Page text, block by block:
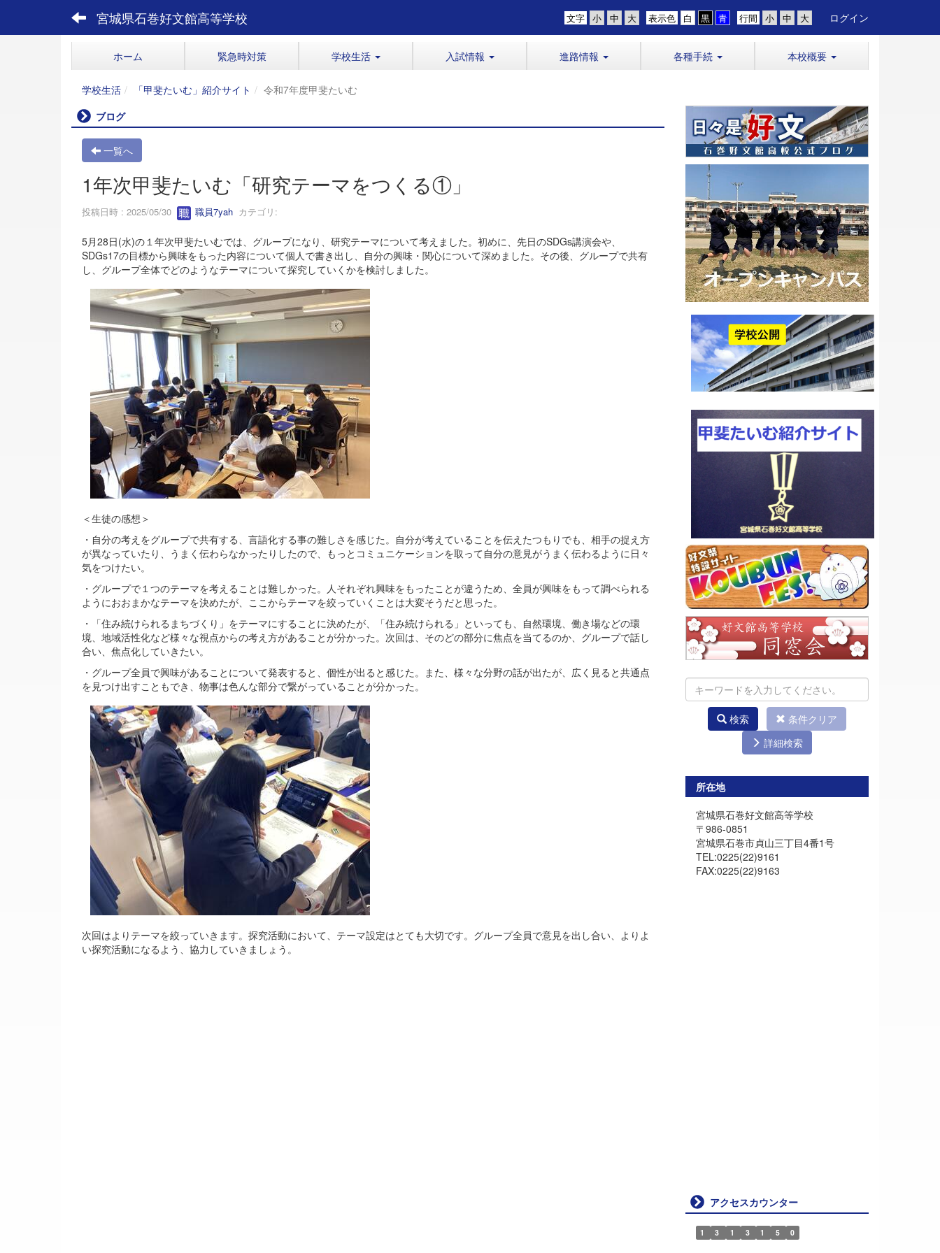
宮城県石巻好文館高等学校 行間
表示色
文字 ログイン
ホーム 緊急時対策 学校生活 入試情報 進路情報 各種手続 本校概要
学校生活 「甲斐たいむ」紹介サイト
令和7年度甲斐たいむ
ブログ
一覧へ
1年次甲斐たいむ「研究テーマをつくる①」
投稿日時 : 2025/05/30 職員7yah カテゴリ:
5月28日(水)の１年次甲斐たいむでは、グループになり、研究テーマについて考えました。初めに、先日のSDGs講演会や、
SDGs17の目標から興味をもった内容について個人で書き出し、自分の興味・関心について深めました。その後、グループで共有
し、グループ全体でどのようなテーマについて探究していくかを検討しました。
＜生徒の感想＞
・自分の考えをグループで共有する、言語化する事の難しさを感じた。自分が考えていることを伝えたつもりでも、相手の捉え方
が異なっていたり、うまく伝わらなかったりしたので、もっとコミュニケーションを取って自分の意見がうまく伝わるように日々
気をつけたい。
・グループで１つのテーマを考えることは難しかった。人それぞれ興味をもったことが違うため、全員が興味をもって調べられる
ようにおおまかなテーマを決めたが、ここからテーマを絞っていくことは大変そうだと思った。
・「住み続けられるまちづくり」をテーマにすることに決めたが、「住み続けられる」といっても、自然環境、働き場などの環
境、地域活性化など様々な視点からの考え方があることが分かった。次回は、そのどの部分に焦点を当てるのか、グループで話し
合い、焦点化していきたい。
・グループ全員で興味があることについて発表すると、個性が出ると感じた。また、様々な分野の話が出たが、広く見ると共通点
を見つけ出すこともでき、物事は色んな部分で繋がっていることが分かった。
次回はよりテーマを絞っていきます。探究活動において、テーマ設定はとても大切です。グループ全員で意見を出し合い、よりよ
い探究活動になるよう、協力していきましょう。
検索
条件クリア
詳細検索
所在地
宮城県石巻好文館高等学校
〒986-0851
宮城県石巻市貞山三丁目4番1号
TEL:0225(22)9161
FAX:0225(22)9163
アクセスカウンター
1 3 1 3 1 5 0